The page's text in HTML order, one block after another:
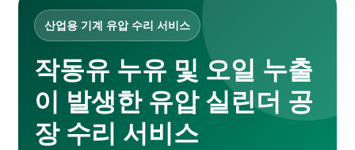
초음파 플라스틱 용착기
휴대용 초음파 플라스틱 용접기
초음파 재봉기
초음파 균질기 – 추출 장비
초음파 커팅기
초음파 납땜기
초음파 세척기
금속 초음파 용착기
부직포 가방 생산 라인
산업용 기계 유압 수리 서비스
작동유 누유 및 오일 누출
이 발생한 유압 실린더 공
장 수리 서비스